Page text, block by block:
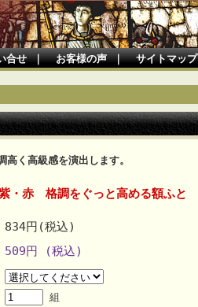
合せ｜ お客様の声｜ サイトマップ
く高級感を演出します。
・赤 格調をぐっと高める額ふと
834円(税込)
509円 (税込)
組